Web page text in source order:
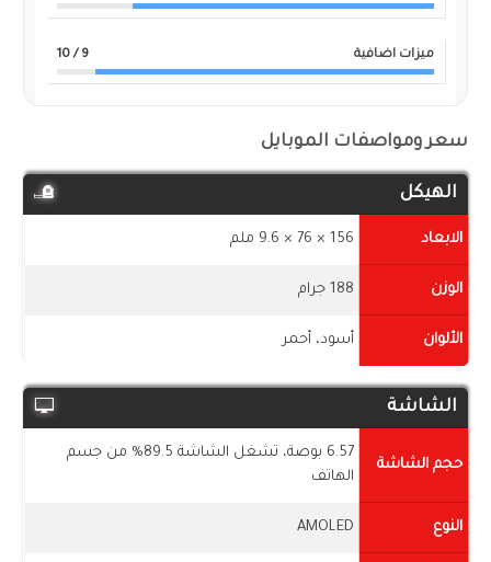
ميزات اضافية 9
/ 10
سعر ومواصفات الموبايل
الهيكل
الابعاد 156 × 76 × 9.6 ملم
الوزن 188 جرام
الألوان أسود، أحمر
الشاشة
حجم الشاشة
6.57 بوصة، تشغل الشاشة 89.5% من جسم
الهاتف
النوع AMOLED